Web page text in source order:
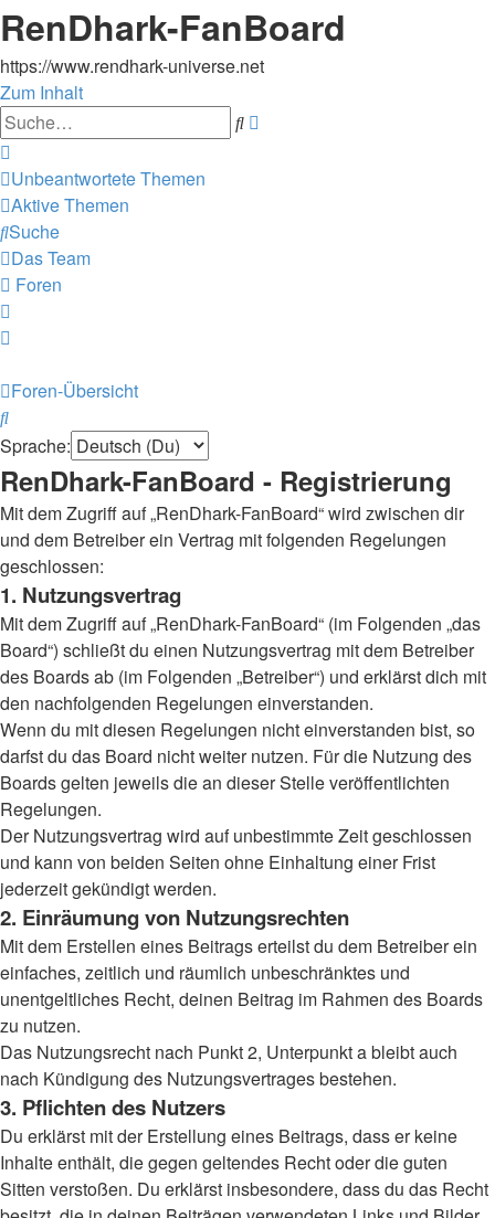
RenDhark-FanBoard
https://www.rendhark-universe.net
Zum Inhalt
Suche
Unbeantwortete Themen
Aktive Themen
Suche
Das Team
Foren
Foren-Übersicht
Suche
Sprache:
RenDhark-FanBoard - Registrierung
Mit dem Zugriff auf „RenDhark-FanBoard“ wird zwischen dir
und dem Betreiber ein Vertrag mit folgenden Regelungen
geschlossen:
1. Nutzungsvertrag
Mit dem Zugriff auf „RenDhark-FanBoard“ (im Folgenden „das
Board“) schließt du einen Nutzungsvertrag mit dem Betreiber
des Boards ab (im Folgenden „Betreiber“) und erklärst dich mit
den nachfolgenden Regelungen einverstanden.
Wenn du mit diesen Regelungen nicht einverstanden bist, so
darfst du das Board nicht weiter nutzen. Für die Nutzung des
Boards gelten jeweils die an dieser Stelle veröffentlichten
Regelungen.
Der Nutzungsvertrag wird auf unbestimmte Zeit geschlossen
und kann von beiden Seiten ohne Einhaltung einer Frist
jederzeit gekündigt werden.
2. Einräumung von Nutzungsrechten
Mit dem Erstellen eines Beitrags erteilst du dem Betreiber ein
einfaches, zeitlich und räumlich unbeschränktes und
unentgeltliches Recht, deinen Beitrag im Rahmen des Boards
zu nutzen.
Das Nutzungsrecht nach Punkt 2, Unterpunkt a bleibt auch
nach Kündigung des Nutzungsvertrages bestehen.
3. Pflichten des Nutzers
Du erklärst mit der Erstellung eines Beitrags, dass er keine
Inhalte enthält, die gegen geltendes Recht oder die guten
Sitten verstoßen. Du erklärst insbesondere, dass du das Recht